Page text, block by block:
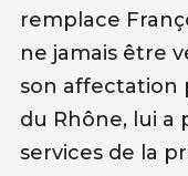
remplace
ne jamais être
son affectation
du Rhône, lui a
services de la